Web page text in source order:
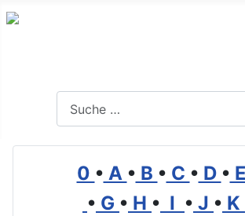
0 • A • B • C • D • E
• G • H • I • J • K